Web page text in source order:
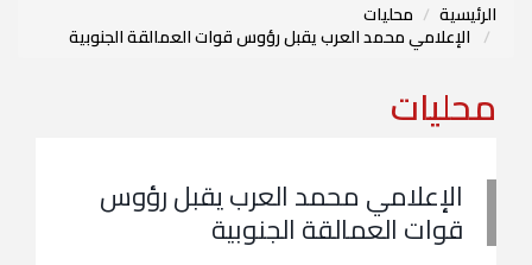
الرئيسية محليات
محليات
‎الإعلامي محمد العرب يقبل رؤوس
قوات العمالقة الجنوبية